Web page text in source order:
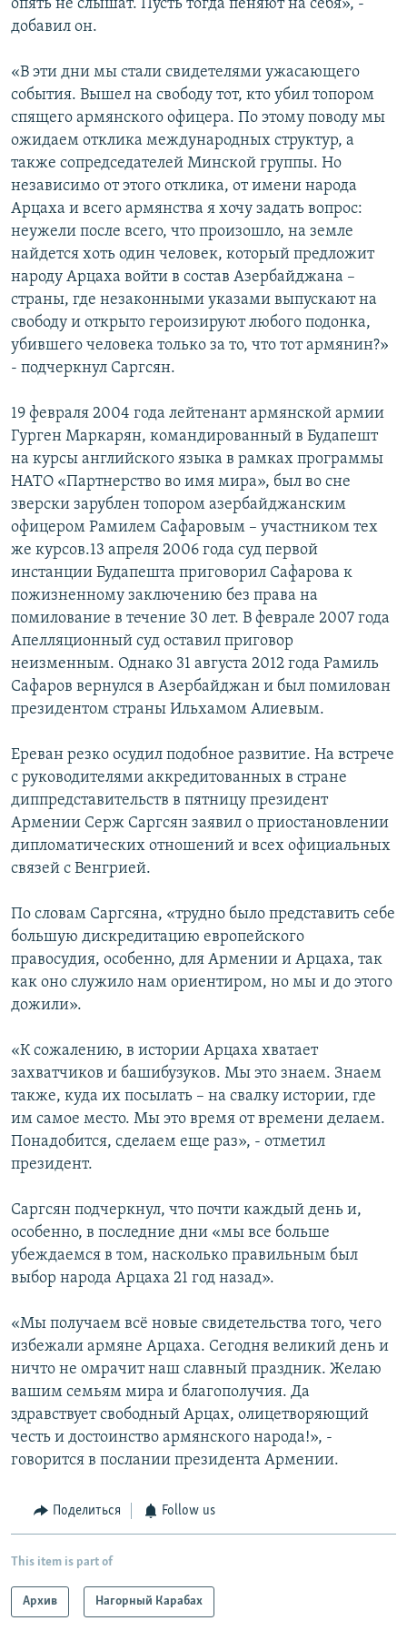
опять не слышат. Пусть тогда пеняют на себя», -
добавил он.
«В эти дни мы стали свидетелями ужасающего
события. Вышел на свободу тот, кто убил топором
спящего армянского офицера. По этому поводу мы
ожидаем отклика международных структур, а
также сопредседателей Минской группы. Но
независимо от этого отклика, от имени народа
Арцаха и всего армянства я хочу задать вопрос:
неужели после всего, что произошло, на земле
найдется хоть один человек, который предложит
народу Арцаха войти в состав Азербайджана –
страны, где незаконными указами выпускают на
свободу и открыто героизируют любого подонка,
убившего человека только за то, что тот армянин?»
- подчеркнул Саргсян.
19 февраля 2004 года лейтенант армянской армии
Гурген Маркарян, командированный в Будапешт
на курсы английского языка в рамках программы
НАТО «Партнерство во имя мира», был во сне
зверски зарублен топором азербайджанским
офицером Рамилем Сафаровым – участником тех
же курсов.13 апреля 2006 года суд первой
инстанции Будапешта приговорил Сафарова к
пожизненному заключению без права на
помилование в течение 30 лет. В феврале 2007 года
Апелляционный суд оставил приговор
неизменным. Однако 31 августа 2012 года Рамиль
Сафаров вернулся в Азербайджан и был помилован
президентом страны Ильхамом Алиевым.
Ереван резко осудил подобное развитие. На встрече
с руководителями аккредитованных в стране
диппредставительств в пятницу президент
Армении Серж Саргсян заявил о приостановлении
дипломатических отношений и всех официальных
связей с Венгрией.
По словам Саргсяна, «трудно было представить себе
большую дискредитацию европейского
правосудия, особенно, для Армении и Арцаха, так
как оно служило нам ориентиром, но мы и до этого
дожили».
«К сожалению, в истории Арцаха хватает
захватчиков и башибузуков. Мы это знаем. Знаем
также, куда их посылать – на свалку истории, где
им самое место. Мы это время от времени делаем.
Понадобится, сделаем еще раз», - отметил
президент.
Саргсян подчеркнул, что почти каждый день и,
особенно, в последние дни «мы все больше
убеждаемся в том, насколько правильным был
выбор народа Арцаха 21 год назад».
«Мы получаем всё новые свидетельства того, чего
избежали армяне Арцаха. Сегодня великий день и
ничто не омрачит наш славный праздник. Желаю
вашим семьям мира и благополучия. Да
здравствует свободный Арцах, олицетворяющий
честь и достоинство армянского народа!», -
говорится в послании президента Армении.
Поделиться Follow us
This item is part of
Архив Нагорный Карабах